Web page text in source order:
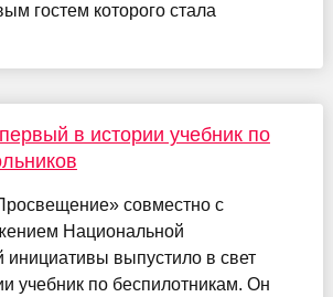
гостем которого стала
в истории учебник по
совместно с
Национальной
инициативы выпустило в свет
учебник по беспилотникам. Он